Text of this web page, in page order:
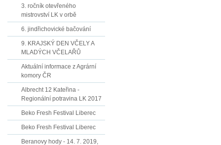
3. ročník otevřeného
mistrovství LK v orbě
6. jindřichovické bačování
9. KRAJSKÝ DEN VČELY A
MLADÝCH VČELAŘŮ
Aktuální informace z Agrární
komory ČR
Albrecht 12 Kateřina -
Regionální potravina LK 2017
Beko Fresh Festival Liberec
Beko Fresh Festival Liberec
Beranovy hody - 14. 7. 2019,